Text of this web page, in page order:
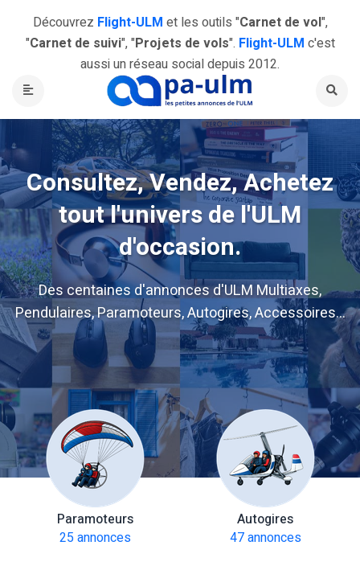
Découvrez Flight-ULM et les outils "Carnet de vol",
"Carnet de suivi", "Projets de vols". Flight-ULM c'est
aussi un réseau social depuis 2012.
Consultez, Vendez, Achetez
tout l'univers de l'ULM
d'occasion.
Des centaines d'annonces d'ULM Multiaxes,
Pendulaires, Paramoteurs, Autogires, Accessoires...
Paramoteurs
25 annonces
Autogires
47 annonces